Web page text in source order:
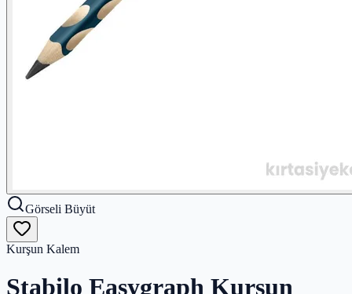
Görseli Büyüt
Kurşun Kalem
Stabilo Easygraph Kurşun